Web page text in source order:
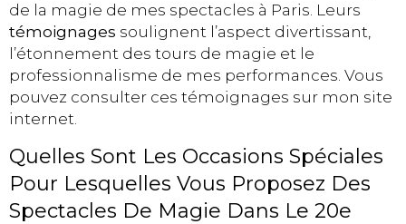
de la magie de mes spectacles à Paris. Leurs
témoignages soulignent l’aspect divertissant,
l’étonnement des tours de magie et le
professionnalisme de mes performances. Vous
pouvez consulter ces témoignages sur mon site
internet.
Quelles Sont Les Occasions Spéciales
Pour Lesquelles Vous Proposez Des
Spectacles De Magie Dans Le 20e